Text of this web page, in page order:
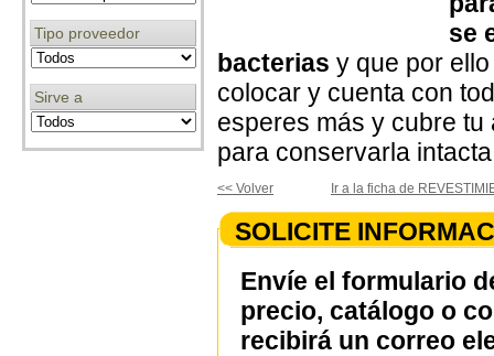
Tipo proveedor
Sirve a
se
bacterias y que por
colocar y cuenta con
esperes más y cubre
para conservarla
<< Volver Ir a la ficha de
SOLICITE
Envíe el formulario
precio, catálogo o
recibirá un correo